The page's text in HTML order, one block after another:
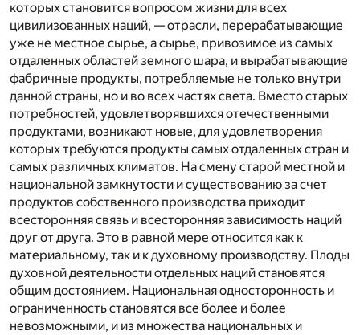
которых становится вопросом жизни для всех
цивилизованных наций, — отрасли, перерабатывающие
уже не местное сырье, а сырье, привозимое из самых
отдаленных областей земного шара, и вырабатывающие
фабричные продукты, потребляемые не только внутри
данной страны, но и во всех частях света. Вместо старых
потребностей, удовлетворявшихся отечественными
продуктами, возникают новые, для удовлетворения
которых требуются продукты самых отдаленных стран и
самых различных климатов. На смену старой местной и
национальной замкнутости и существованию за счет
продуктов собственного производства приходит
всесторонняя связь и всесторонняя зависимость наций
друг от друга. Это в равной мере относится как к
материальному, так и к духовному производству. Плоды
духовной деятельности отдельных наций становятся
общим достоянием. Национальная односторонность и
ограниченность становятся все более и более
невозможными, и из множества национальных и